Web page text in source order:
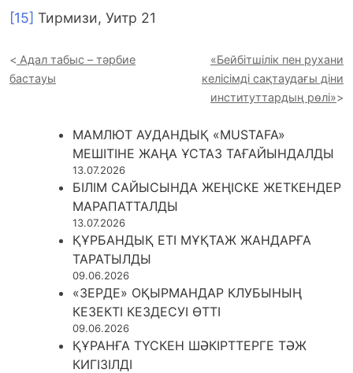
[15] Тирмизи, Уитр 21
Адал табыс – тәрбие
бастауы
«Бейбітшілік пен рухани
келісімді сақтаудағы діни
институттардың рөлі»
МАМЛЮТ АУДАНДЫҚ «MUSTAFA»
МЕШІТІНЕ ЖАҢА ҰСТАЗ ТАҒАЙЫНДАЛДЫ
13.07.2026
БІЛІМ САЙЫСЫНДА ЖЕҢІСКЕ ЖЕТКЕНДЕР
МАРАПАТТАЛДЫ
13.07.2026
ҚҰРБАНДЫҚ ЕТІ МҰҚТАЖ ЖАНДАРҒА
ТАРАТЫЛДЫ
09.06.2026
«ЗЕРДЕ» ОҚЫРМАНДАР КЛУБЫНЫҢ
КЕЗЕКТІ КЕЗДЕСУІ ӨТТІ
09.06.2026
ҚҰРАНҒА ТҮСКЕН ШӘКІРТТЕРГЕ ТӘЖ
КИГІЗІЛДІ